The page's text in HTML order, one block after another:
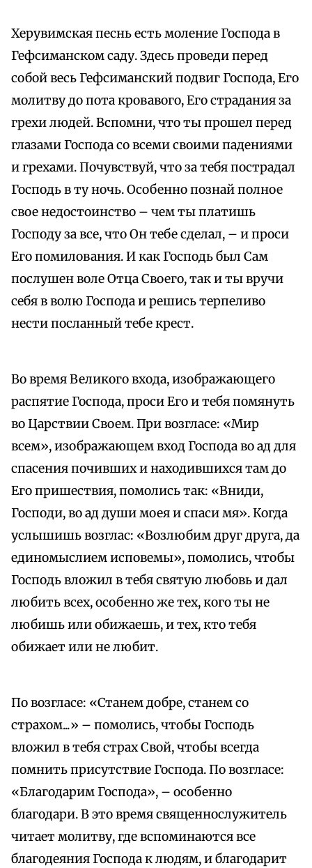
Херувимская песнь есть моление Господа в
Гефсиманском саду. Здесь проведи перед
собой весь Гефсиманский подвиг Господа, Его
молитву до пота кровавого, Его страдания за
грехи людей. Вспомни, что ты прошел перед
глазами Господа со всеми своими падениями
и грехами. Почувствуй, что за тебя пострадал
Господь в ту ночь. Особенно познай полное
свое недостоинство – чем ты платишь
Господу за все, что Он тебе сделал, – и проси
Его помилования. И как Господь был Сам
послушен воле Отца Своего, так и ты вручи
себя в волю Господа и решись терпеливо
нести посланный тебе крест.
Во время Великого входа, изображающего
распятие Господа, проси Его и тебя помянуть
во Царствии Своем. При возгласе: «Мир
всем», изображающем вход Господа во ад для
спасения почивших и находившихся там до
Его пришествия, помолись так: «Вниди,
Господи, во ад души моея и спаси мя». Когда
услышишь возглас: «Возлюбим друг друга, да
единомыслием исповемы», помолись, чтобы
Господь вложил в тебя святую любовь и дал
любить всех, особенно же тех, кого ты не
любишь или обижаешь, и тех, кто тебя
обижает или не любит.
По возгласе: «Станем добре, станем со
страхом...» – помолись, чтобы Господь
вложил в тебя страх Свой, чтобы всегда
помнить присутствие Господа. По возгласе:
«Благодарим Господа», – особенно
благодари. В это время священнослужитель
читает молитву, где вспоминаются все
благодеяния Господа к людям, и благодарит